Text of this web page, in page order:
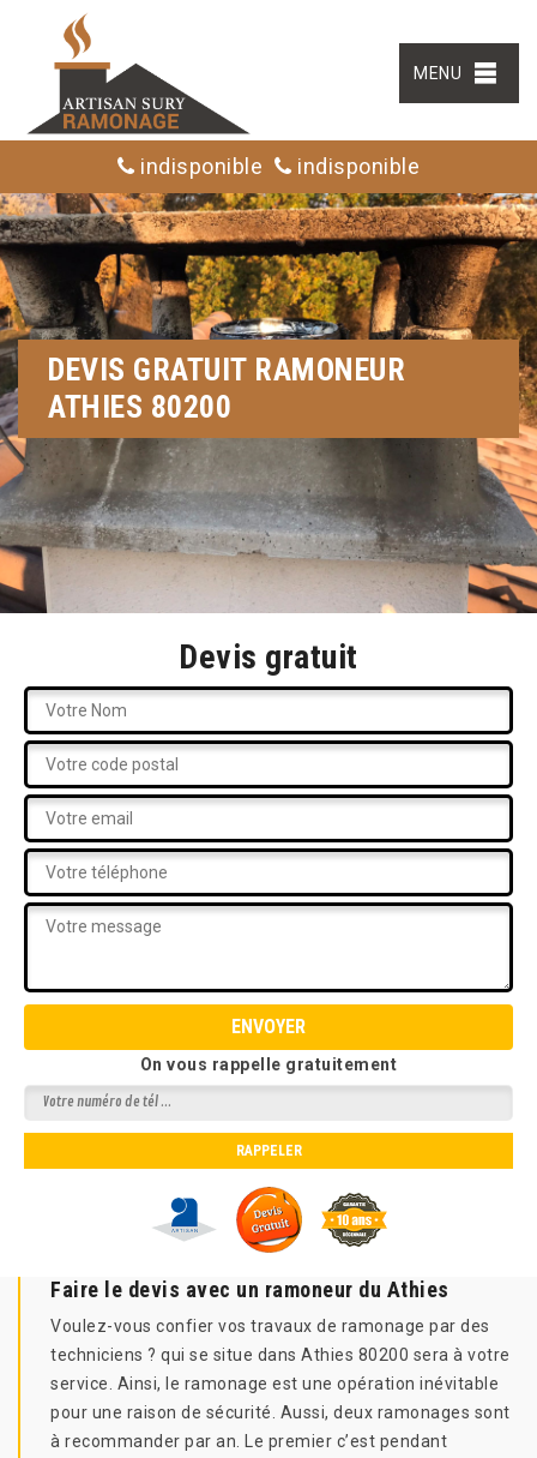
MENU
indisponible indisponible
DEVIS GRATUIT RAMONEUR
ATHIES 80200
Devis gratuit
On vous rappelle gratuitement
Faire le devis avec un ramoneur du Athies
Voulez-vous confier vos travaux de ramonage par des
techniciens ? qui se situe dans Athies 80200 sera à votre
service. Ainsi, le ramonage est une opération inévitable
pour une raison de sécurité. Aussi, deux ramonages sont
à recommander par an. Le premier c’est pendant